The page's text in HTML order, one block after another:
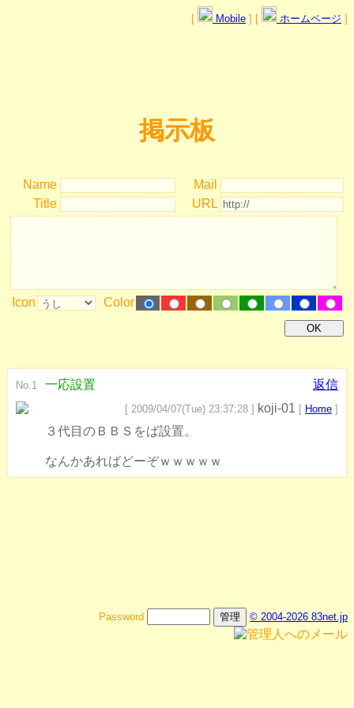
[ Mobile ] [ ホームページ ]
掲示板
Name
Mail
Title
URL
Icon Color
No.1 一応設置 返信
[ 2009/04/07(Tue) 23:37:28 ] koji-01 [ Home ]
３代目のＢＢＳをば設置。
なんかあればどーぞｗｗｗｗｗ
Password © 2004-2026 83net.jp